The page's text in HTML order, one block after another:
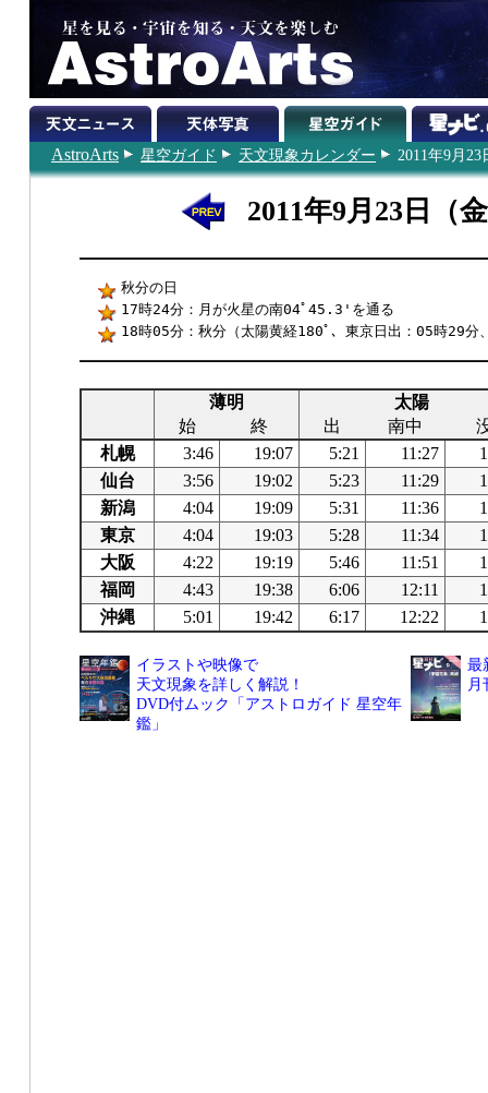
AstroArts 星空ガイド 天文現象カレンダー 2011年9月23
2011年9月23日（
秋分の日
17時24分：月が火星の南04ﾟ45.3'を通る
18時05分：秋分（太陽黄経180ﾟ、東京日出：05時29分
薄明
太陽
始
終 出 南中
札幌
3:46 19:07 5:21 11:27
仙台
3:56 19:02 5:23 11:29
新潟
4:04 19:09 5:31 11:36
東京
4:04 19:03 5:28 11:34
大阪
4:22 19:19 5:46 11:51
福岡
4:43 19:38 6:06 12:11
沖縄
5:01 19:42 6:17 12:22
イラストや映像で
天文現象を詳しく解説！
DVD付ムック「アストロガイド 星空年
鑑」
最
月